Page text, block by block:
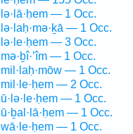
lə·lā·ḥem — 1 Occ.
lə·laḥ·mə·ḵā — 1 Occ.
lə·le·ḥem — 3 Occ.
mə·ḇî·’îm — 1 Occ.
mil·laḥ·mōw — 1 Occ.
mil·le·ḥem — 2 Occ.
ū·lə·le·ḥem — 1 Occ.
ū·ḇal·lā·ḥem — 1 Occ.
wā·le·ḥem — 1 Occ.